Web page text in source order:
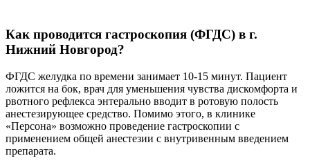
Как проводится гастроскопия (ФГДС) в г.
Нижний Новгород?
ФГДС желудка по времени занимает 10-15 минут. Пациент
ложится на бок, врач для уменьшения чувства дискомфорта и
рвотного рефлекса энтерально вводит в ротовую полость
анестезирующее средство. Помимо этого, в клинике
«Персона» возможно проведение гастроскопии с
применением общей анестезии с внутривенным введением
препарата.